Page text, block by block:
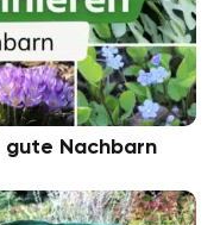
gute Nachbarn